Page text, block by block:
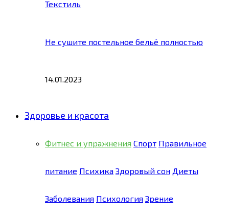
Текстиль
Не сушите постельное бельё полностью
14.01.2023
Здоровье и красота
Фитнес и упражнения Спорт Правильное
питание Психика Здоровый сон Диеты
Заболевания Психология Зрение